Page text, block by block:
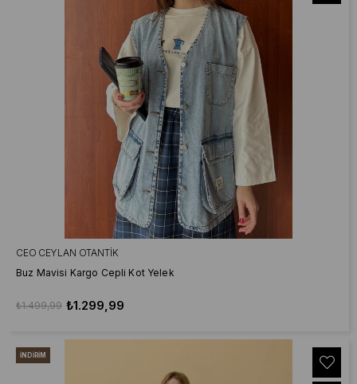
CEO CEYLAN OTANTIK
Buz Mavisi Kargo Cepli Kot Yelek
₺1.299,99
₺1.499,99
İNDIRIM